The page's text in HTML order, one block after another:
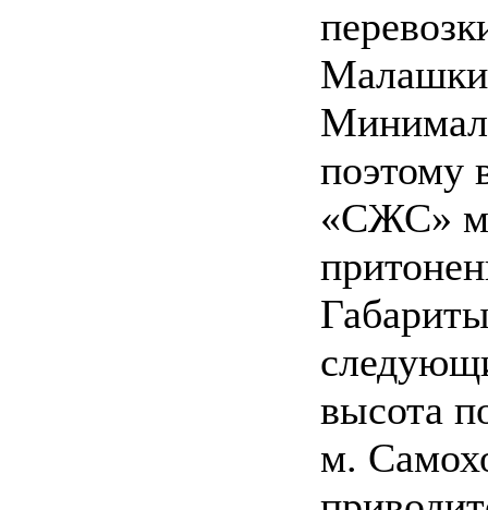
поэтому
«СЖС»
высота
м.